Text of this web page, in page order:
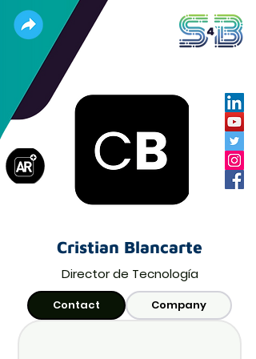
Cristian Blancarte
Director de Tecnología
Contact Company